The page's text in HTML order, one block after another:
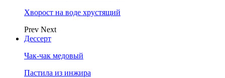
Хворост на воде хрустящий
Prev Next
Дессерт
Чак-чак медовый
Пастила из инжира